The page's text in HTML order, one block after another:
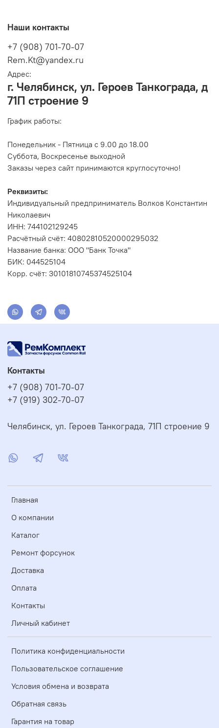
Наши контакты
+7 (908) 701-70-07
Rem.Kt@yandex.ru
Адрес:
г. Челябинск, ул. Героев Танкограда, д
71П строение 9
График работы:
Понедельник - Пятница с 9.00 до 18.00
Суббота, Воскресенье выходной
Заказы через сайт принимаются круглосуточно!
Реквизиты:
Индивидуальный предприниматель Волков Константин
Николаевич
ИНН: 744102129245
Расчётный счёт: 40802810520000295032
Название банка: ООО "Банк Точка"
БИК: 044525104
Корр. счёт: 30101810745374525104
Главная
О компании
Каталог
Ремонт форсунок
Доставка
Оплата
Контакты
Личный кабинет
Политика конфиденциальности
Пользовательское соглашение
Условия обмена и возврата
Обратная связь
Гарантия на товар
Контакты
+7 (908) 701-70-07
+7 (919) 302-70-07
Челябинск, ул. Героев Танкограда, 71П строение 9